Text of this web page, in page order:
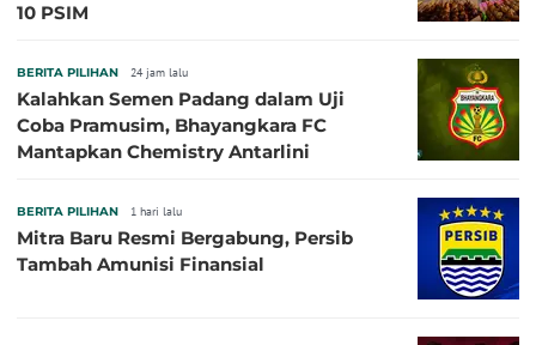
10 PSIM
BERITA PILIHAN 24 jam lalu
Kalahkan Semen Padang dalam Uji
Coba Pramusim, Bhayangkara FC
Mantapkan Chemistry Antarlini
BERITA PILIHAN 1 hari lalu
Mitra Baru Resmi Bergabung, Persib
Tambah Amunisi Finansial